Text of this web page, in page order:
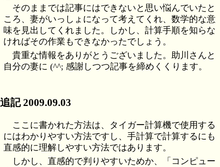
そのままでは記事にはできないと思い悩んでいたと
ころ、妻がいっしょになって考えてくれ、数学的な意
味を見出してくれました。しかし、計算手順を知らな
ければその作業もできなかったでしょう。
貴重な情報をありがとうございました。助川さんと
自分の妻に (^^; 感謝しつつ記事を締めくくります。
追記 2009.09.03
ここに書かれた方法は、タイガー計算機で使用する
にはわかりやすい方法ですし、手計算で計算するにも
直感的に理解しやすい方法ではあります。
しかし、直感的で判りやすいためか、「コンピュー